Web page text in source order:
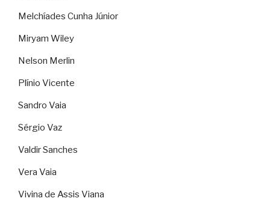
Melchíades Cunha Júnior
Miryam Wiley
Nelson Merlin
Plínio Vicente
Sandro Vaia
Sérgio Vaz
Valdir Sanches
Vera Vaia
Vivina de Assis Viana